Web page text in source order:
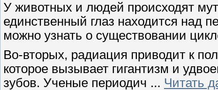
У животных и людей происходят
единственный глаз находится над
можно узнать о существовании
Во-вторых, радиация приводит к
которое вызывает гигантизм и
зубов. Ученые периодич ... Читать